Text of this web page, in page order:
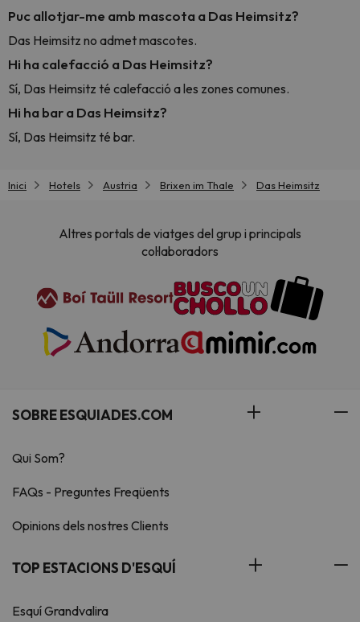
Puc allotjar-me amb mascota a Das Heimsitz?
Das Heimsitz no admet mascotes.
Hi ha calefacció a Das Heimsitz?
Sí, Das Heimsitz té calefacció a les zones comunes.
Hi ha bar a Das Heimsitz?
Sí, Das Heimsitz té bar.
Inici Hotels Austria Brixen im Thale Das Heimsitz
Altres portals de viatges del grup i principals
col·laboradors
SOBRE ESQUIADES.COM
Qui Som?
FAQs - Preguntes Freqüents
Opinions dels nostres Clients
TOP ESTACIONS D'ESQUÍ
Esquí Grandvalira